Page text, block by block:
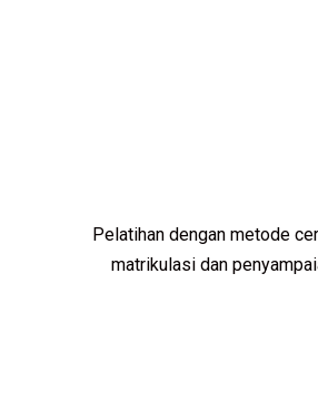
Pelatihan dengan metode
matrikulasi dan